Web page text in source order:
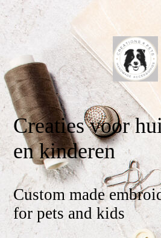
Creaties voor
en kinderen
Custom made
for pets and kids